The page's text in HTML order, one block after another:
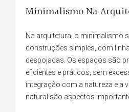
Minimalismo Na
Na arquitetura, o minimalismo
construções simples, com
despojadas. Os espaços são
eficientes e práticos, sem
integração com a natureza e a
natural são aspectos